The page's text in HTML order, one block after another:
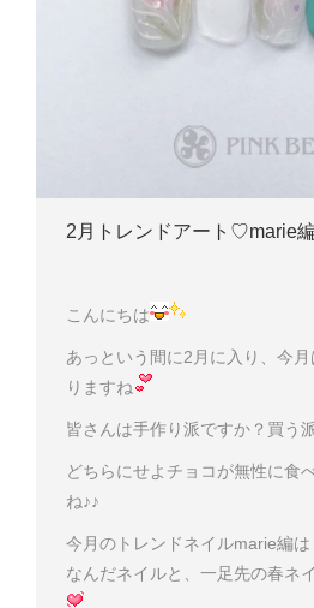
2月トレンドアート♡marie
こんにちは
あっという間に2月に入り、今
りますね
皆さんは手作り派ですか？買う
どちらにせよチョコが無性に食
ね♪♪
今月のトレンドネイルmarie編
なんだネイルと、一足先の春ネ